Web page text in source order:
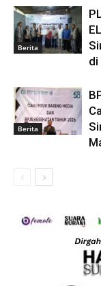
Berita
di
Berita